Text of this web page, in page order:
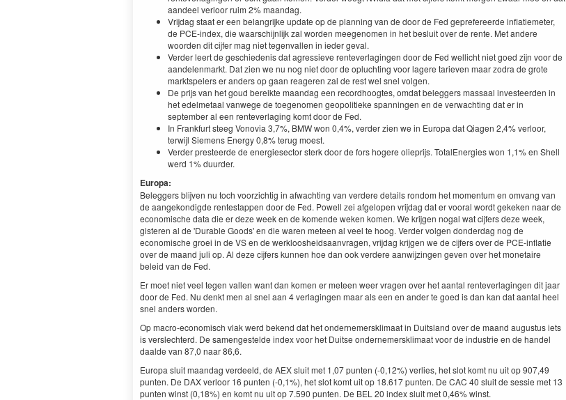
aandeel verloor ruim 2% maandag.
Vrijdag staat er een belangrijke update op de planning van de door de Fed geprefereerde inflatiemeter,
de PCE-index, die waarschijnlijk zal worden meegenomen in het besluit over de rente. Met andere
woorden dit cijfer mag niet tegenvallen in ieder geval.
Verder leert de geschiedenis dat agressieve renteverlagingen door de Fed wellicht niet goed zijn voor de
aandelenmarkt. Dat zien we nu nog niet door de opluchting voor lagere tarieven maar zodra de grote
marktspelers er anders op gaan reageren zal de rest wel snel volgen.
De prijs van het goud bereikte maandag een recordhoogtes, omdat beleggers massaal investeerden in
het edelmetaal vanwege de toegenomen geopolitieke spanningen en de verwachting dat er in
september al een renteverlaging komt door de Fed.
In Frankfurt steeg Vonovia 3,7%, BMW won 0,4%, verder zien we in Europa dat Qiagen 2,4% verloor,
terwijl Siemens Energy 0,8% terug moest.
Verder presteerde de energiesector sterk door de fors hogere olieprijs. TotalEnergies won 1,1% en Shell
werd 1% duurder.
Europa:
Beleggers blijven nu toch voorzichtig in afwachting van verdere details rondom het momentum en omvang van
de aangekondigde rentestappen door de Fed. Powell zei afgelopen vrijdag dat er vooral wordt gekeken naar de
economische data die er deze week en de komende weken komen. We krijgen nogal wat cijfers deze week,
gisteren al de 'Durable Goods' en die waren meteen al veel te hoog. Verder volgen donderdag nog de
economische groei in de VS en de werkloosheidsaanvragen, vrijdag krijgen we de cijfers over de PCE-inflatie
over de maand juli op. Al deze cijfers kunnen hoe dan ook verdere aanwijzingen geven over het monetaire
beleid van de Fed.
Er moet niet veel tegen vallen want dan komen er meteen weer vragen over het aantal renteverlagingen dit jaar
door de Fed. Nu denkt men al snel aan 4 verlagingen maar als een en ander te goed is dan kan dat aantal heel
snel anders worden.
Op macro-economisch vlak werd bekend dat het ondernemersklimaat in Duitsland over de maand augustus iets
is verslechterd. De samengestelde index voor het Duitse ondernemersklimaat voor de industrie en de handel
daalde van 87,0 naar 86,6.
Europa sluit maandag verdeeld, de AEX sluit met 1,07 punten (-0,12%) verlies, het slot komt nu uit op 907,49
punten. De DAX verloor 16 punten (-0,1%), het slot komt uit op 18.617 punten. De CAC 40 sluit de sessie met 13
punten winst (0,18%) en komt nu uit op 7.590 punten. De BEL 20 index sluit met 0,46% winst.